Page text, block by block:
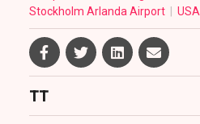
Stockholm Arlanda Airport
USA
TT